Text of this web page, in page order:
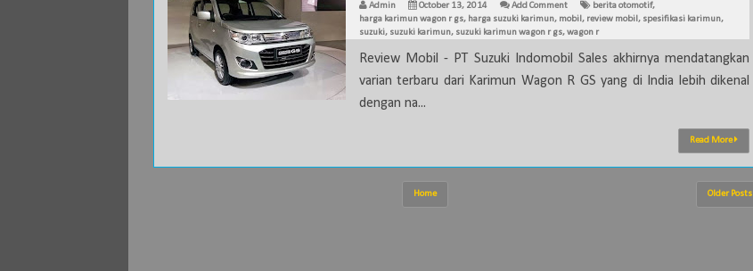
Admin October 13, 2014 Add Comment berita otomotif,
harga karimun wagon r gs, harga suzuki karimun, mobil , review mobil , spesifikasi karimun,
suzuki, suzuki karimun, suzuki karimun wagon r gs,wagon r
Review Mobil - PT Suzuki Indomobil Sales akhirnya mendatangkan
varian terbaru dari Karimun Wagon R GS yang di India lebih dikenal
dengan na...
Read More
Older Posts
Home